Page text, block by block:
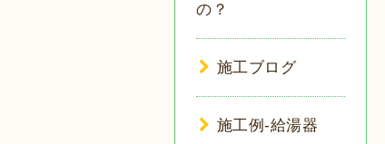
の？
施工ブログ
施工例-給湯器